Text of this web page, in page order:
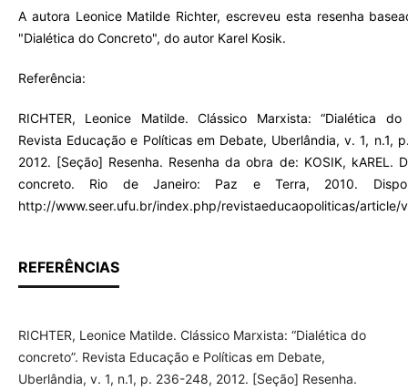
A autora Leonice Matilde Richter, escreveu esta resenha
"Dialética do Concreto", do autor Karel Kosik.
Referência:
RICHTER, Leonice Matilde. Clássico Marxista: “Dialética do
Revista Educação e Políticas em Debate, Uberlândia, v. 1, n.1,
2012. [Seção] Resenha. Resenha da obra de: KOSIK, kAREL.
concreto. Rio de Janeiro: Paz e Terra, 2010.
http://www.seer.ufu.br/index.php/revistaeducaopoliticas/article/
REFERÊNCIAS
RICHTER, Leonice Matilde. Clássico Marxista: “Dialética do
concreto”. Revista Educação e Políticas em Debate,
Uberlândia, v. 1, n.1, p. 236-248, 2012. [Seção] Resenha.